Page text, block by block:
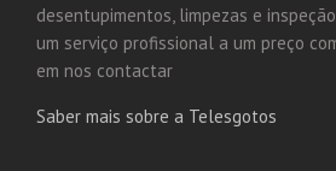
desentupimentos, limpezas e
um serviço profissional a um preço
em nos contactar
Saber mais sobre a Telesgotos